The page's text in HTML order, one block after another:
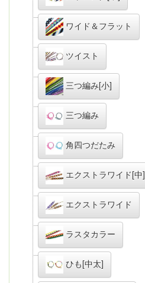
ワイド＆フラット
ツイスト
三つ編み[小]
三つ編み
角四つだたみ
エクストラワイド[中]
エクストラワイド
ラスタカラー
ひも[中太]